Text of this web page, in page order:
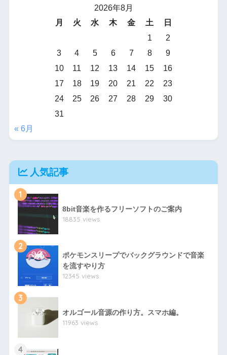
2026年8月
月
火 水 木 金 土
日
1
2
3
4 5 6 7 8
9
10
11 12 13 14 15
16
17
18 19 20 21 22
23
24
25 26 27 28 29
30
31
« 6月
人気記事
1
8bit音楽を作るフリーソフトのご案内
18835 views
2
ポケモンスリープでバックグラウンドで音楽
を流すやり方
12345 views
3
オルゴール音源の作り方。スマホ編。
11963 views
4